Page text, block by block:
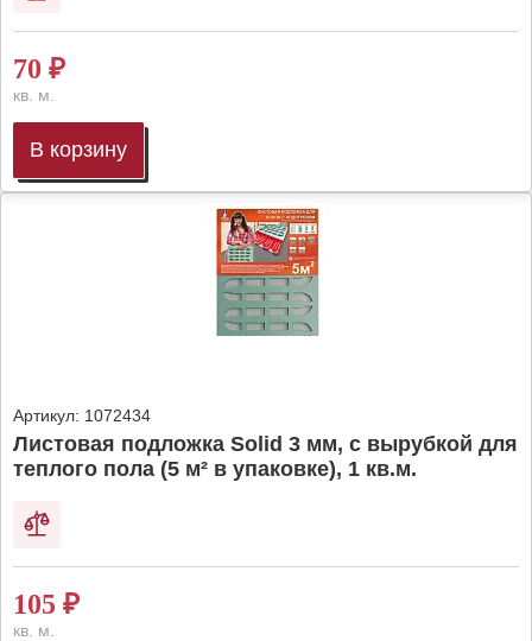
70 ₽
кв. м.
В корзину
Артикул: 1072434
Листовая подложка Solid 3 мм, с вырубкой для
теплого пола (5 м² в упаковке), 1 кв.м.
105 ₽
кв. м.